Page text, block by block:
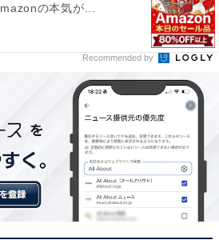
の本気が...
Recommended by